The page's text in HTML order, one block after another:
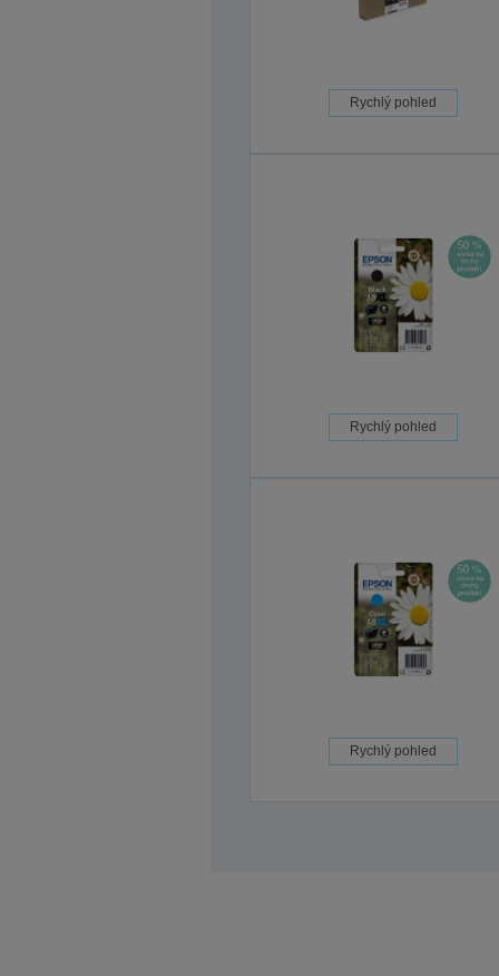
Rychlý pohled
Rychlý pohled
Rychlý pohled